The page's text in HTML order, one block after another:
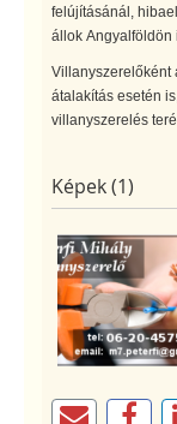
felújításánál,
állok Angyalföldön
Villanyszerelőként
átalakítás esetén
villanyszerelés
Képek (1)